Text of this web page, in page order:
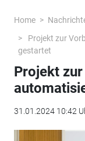
Home
Projekt zur
gestartet
Projekt
31.01.2024 10:42